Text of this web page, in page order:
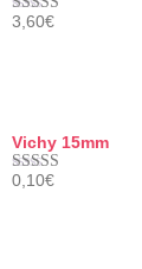
Note5.00
3,60€
Vichy 15mm
Note5.00
0,10€